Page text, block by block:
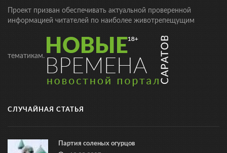
Проект призван обеспечивать актуальной проверенной
информацией читателей по наиболее животрепещущим
тематикам.
СЛУЧАЙНАЯ СТАТЬЯ
Партия соленых огурцов